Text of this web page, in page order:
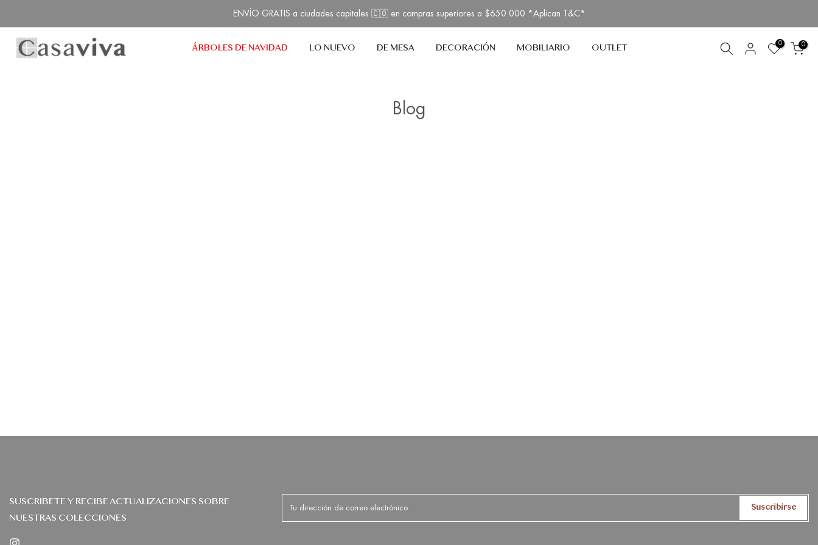
al
contenido
ENVÍO GRATIS a ciudades capitales 🇨🇴 en compras superiores a $650.000 *Aplican T&C*
ÁRBOLES DE NAVIDAD LO NUEVO DE MESA DECORACIÓN MOBILIARIO OUTLET 0 0
Blog
SUSCRIBETE Y RECIBE ACTUALIZACIONES SOBRE
NUESTRAS COLECCIONES
Suscribirse